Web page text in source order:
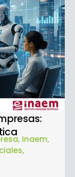
, Inaem,
,